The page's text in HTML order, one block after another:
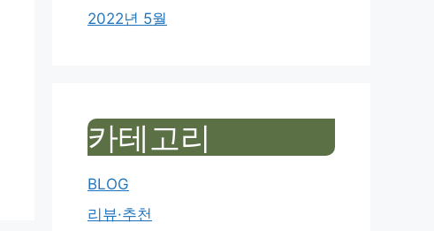
2022년 5월
카테고리
BLOG
리뷰·추천